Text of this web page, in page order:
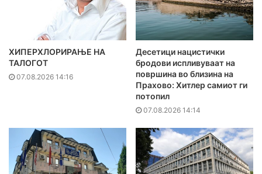
ХИПЕРХЛОРИРАЊЕ НА
ТАЛОГОТ
07.08.2026 14:16
Десетици нацистички
бродови испливуваат на
површина во близина на
Прахово: Хитлер самиот ги
потопил
07.08.2026 14:14